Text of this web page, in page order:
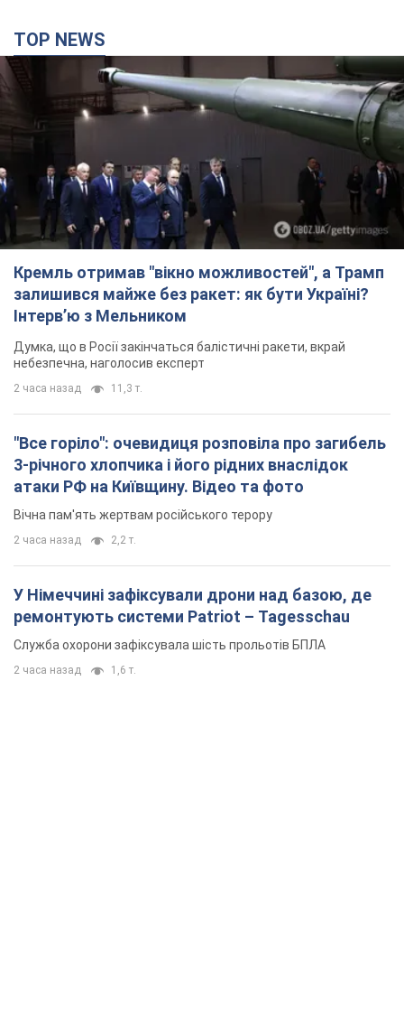
TOP NEWS
Кремль отримав "вікно можливостей", а Трамп
залишився майже без ракет: як бути Україні?
Інтерв’ю з Мельником
Думка, що в Росії закінчаться балістичні ракети, вкрай
небезпечна, наголосив експерт
2 часа назад 11,3 т.
"Все горіло": очевидиця розповіла про загибель
3-річного хлопчика і його рідних внаслідок
атаки РФ на Київщину. Відео та фото
Вічна пам'ять жертвам російського терору
2 часа назад 2,2 т.
У Німеччині зафіксували дрони над базою, де
ремонтують системи Patriot – Tagesschau
Служба охорони зафіксувала шість прольотів БПЛА
2 часа назад 1,6 т.